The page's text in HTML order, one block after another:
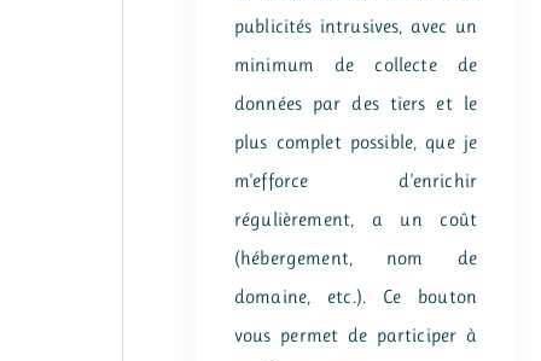
publicités intrusives, avec un
minimum de collecte de
données par des tiers et le
plus complet possible, que je
m'efforce d'enrichir
régulièrement, a un coût
(hébergement, nom de
domaine, etc.). Ce bouton
vous permet de participer à